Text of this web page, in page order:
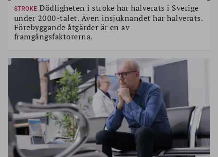
STROKE Dödligheten i stroke har halverats i Sverige
under 2000-talet. Även insjuknandet har halverats.
Förebyggande åtgärder är en av
framgångsfaktorerna.